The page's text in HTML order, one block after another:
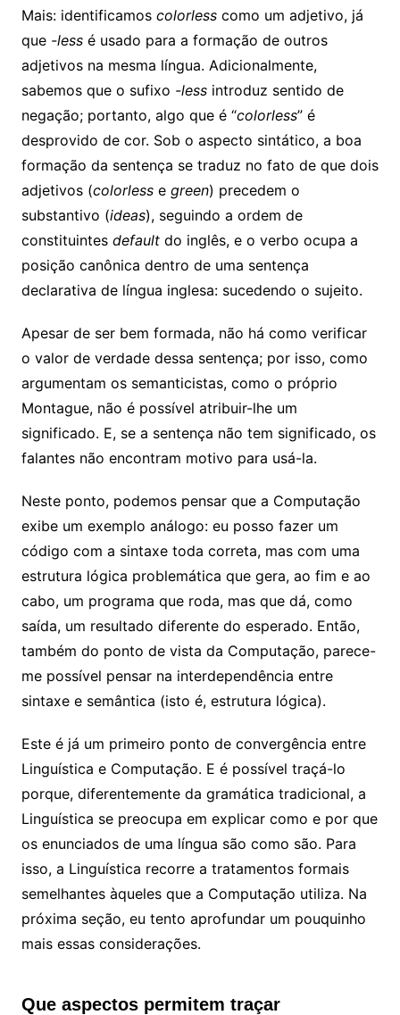
Mais: identificamos colorlesscomo um adjetivo, já
que -lessé usado para a formação de outros
adjetivos na mesma língua. Adicionalmente,
sabemos que o sufixo -lessintroduz sentido de
negação; portanto, algo que é “colorless” é
desprovido de cor. Sob o aspecto sintático, a boa
formação da sentença se traduz no fato de que dois
adjetivos (colorlesse green) precedem o
substantivo (ideas), seguindo a ordem de
constituintes defaultdo inglês, e o verbo ocupa a
posição canônica dentro de uma sentença
declarativa de língua inglesa: sucedendo o sujeito.
Apesar de ser bem formada, não há como verificar
o valor de verdade dessa sentença; por isso, como
argumentam os semanticistas, como o próprio
Montague, não é possível atribuir-lhe um
significado. E, se a sentença não tem significado, os
falantes não encontram motivo para usá-la.
Neste ponto, podemos pensar que a Computação
exibe um exemplo análogo: eu posso fazer um
código com a sintaxe toda correta, mas com uma
estrutura lógica problemática que gera, ao fim e ao
cabo, um programa que roda, mas que dá, como
saída, um resultado diferente do esperado. Então,
também do ponto de vista da Computação, parece-
me possível pensar na interdependência entre
sintaxe e semântica (isto é, estrutura lógica).
Este é já um primeiro ponto de convergência entre
Linguística e Computação. E é possível traçá-lo
porque, diferentemente da gramática tradicional, a
Linguística se preocupa em explicar como e por que
os enunciados de uma língua são como são. Para
isso, a Linguística recorre a tratamentos formais
semelhantes àqueles que a Computação utiliza. Na
próxima seção, eu tento aprofundar um pouquinho
mais essas considerações.
Que aspectos permitem traçar